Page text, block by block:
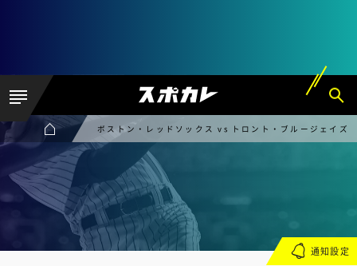
ボストン・レッドソックス vs トロント・ブルージェイズ
通知設定